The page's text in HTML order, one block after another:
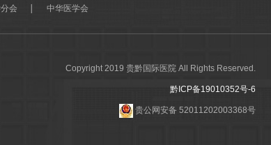
会 中华医学会
Copyright 2019 贵黔国际医院 All Rights Reserved.
黔ICP备19010352号-6
贵公网安备 52011202003368号